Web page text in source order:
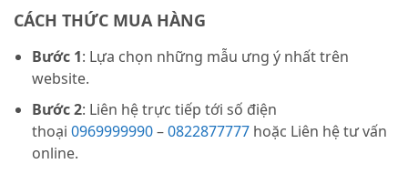
CÁCH THỨC MUA HÀNG
Bước 1: Lựa chọn những mẫu ưng ý nhất trên
website.
Bước 2: Liên hệ trực tiếp tới số điện
thoại 0969999990–0822877777 hoặc Liên hệ tư vấn
online.